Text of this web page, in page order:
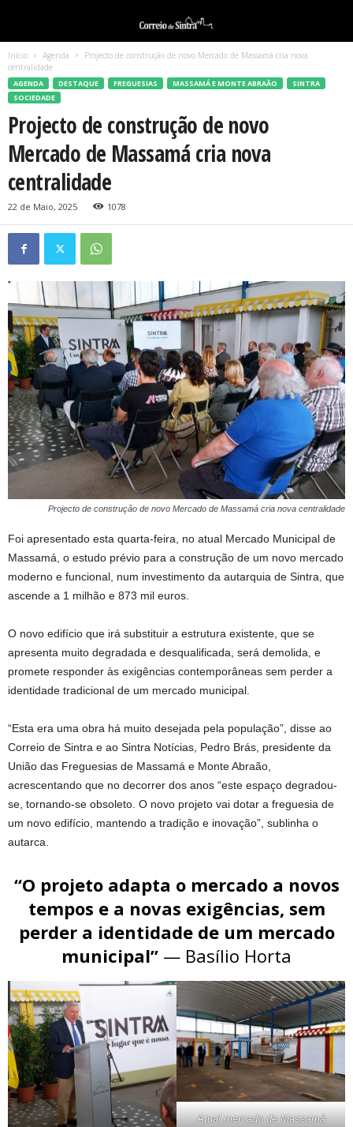
Início Agenda
Projecto de construção de novo Mercado de Massamá cria nova
centralidade
AGENDA DESTAQUE FREGUESIAS MASSAMÁ E MONTE ABRAÃO
SINTRA
SOCIEDADE
Projecto de construção de novo
Mercado de Massamá cria nova
centralidade
22 de Maio, 2025 1078
Projecto de construção de novo Mercado de Massamá cria nova centralidade
Foi apresentado esta quarta-feira, no atual Mercado Municipal de
Massamá, o estudo prévio para a construção de um novo mercado
moderno e funcional, num investimento da autarquia de Sintra, que
ascende a 1 milhão e 873 mil euros.
O novo edifício que irá substituir a estrutura existente, que se
apresenta muito degradada e desqualificada, será demolida, e
promete responder às exigências contemporâneas sem perder a
identidade tradicional de um mercado municipal.
“Esta era uma obra há muito desejada pela população”, disse ao
Correio de Sintra e ao Sintra Notícias, Pedro Brás, presidente da
União das Freguesias de Massamá e Monte Abraão,
acrescentando que no decorrer dos anos “este espaço degradou-
se, tornando-se obsoleto. O novo projeto vai dotar a freguesia de
um novo edifício, mantendo a tradição e inovação”, sublinha o
autarca.
“O projeto adapta o mercado a novos
tempos e a novas exigências, sem
perder a identidade de um mercado
municipal” — Basílio Horta
Atual mercado de Massamá